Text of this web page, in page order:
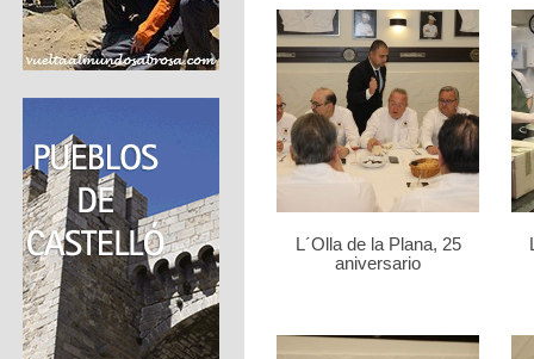
L´Olla de la Plana, 25
aniversario